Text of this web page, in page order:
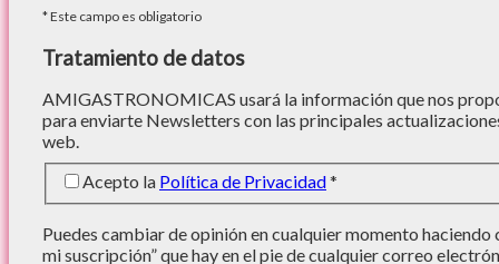
*Este campo es obligatorio
Tratamiento de datos
AMIGASTRONOMICAS usará la información que nos
para enviarte Newsletters con las principales
web.
Acepto la Política de Privacidad*
Puedes cambiar de opinión en cualquier momento haciendo
mi suscripción” que hay en el pie de cualquier correo